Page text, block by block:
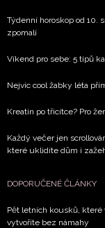
soukromí
Týdenní horoskop od 10.
zpomalí
Víkend pro sebe: 5 tipů
Nejvíc cool žabky léta
Kreatin po třicítce? Pro
Každý večer jen
které uklidíte dům i
DOPORUČENÉ ČLÁNKY
Pět letních kousků, které
vytvoříte bez námahy